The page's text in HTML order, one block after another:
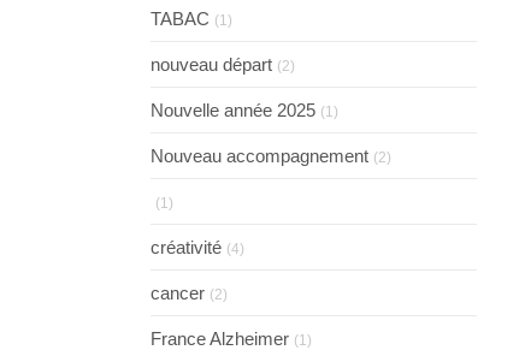
TABAC (1)
nouveau départ (2)
Nouvelle année 2025 (1)
Nouveau accompagnement (2)
(1)
créativité (4)
cancer (2)
France Alzheimer (1)